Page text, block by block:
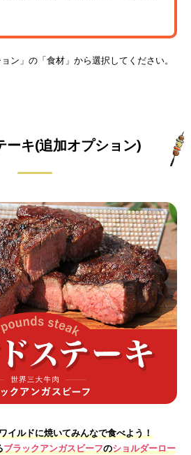
ン」の「食材」から選択してください。
ーキ(追加オプション)
イルドに焼いてみんなで食べよう！
ブラックアンガスビーフのショルダーロー